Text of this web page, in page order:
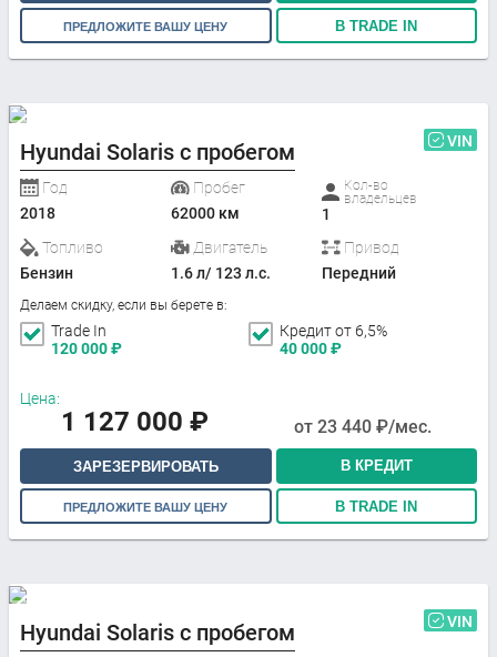
ПРЕДЛОЖИТЕ ВАШУ ЦЕНУ В TRADE IN
Hyundai Solaris с пробегом VIN
Год
2018
Пробег
62000 км
Кол-во
владельцев
1
Топливо
Бензин
Двигатель
1.6 л/ 123 л.с.
Привод
Передний
Делаем скидку, если вы берете в:
Trade In
120 000₽
Кредит от 6,5%
40 000₽
Цена:
1 127 000 ₽ от 23 440 ₽/мес.
ЗАРЕЗЕРВИРОВАТЬ В КРЕДИТ
ПРЕДЛОЖИТЕ ВАШУ ЦЕНУ В TRADE IN
Hyundai Solaris с пробегом VIN